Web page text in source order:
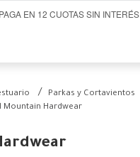
PAGA EN 12 CUOTAS SIN INTERÉS
Parkas y Cortavientos
Mountain Hardwear